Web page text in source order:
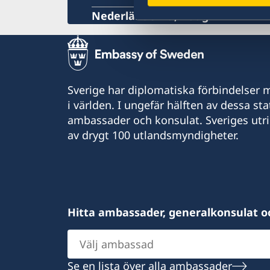
Övriga upplysningar
Nederländerna, Haag
Sverige har diplomatiska förbindelser
i världen. I ungefär hälften av dessa
ambassader och konsulat. Sveriges
av drygt 100 utlandsmyndigheter.
Hitta ambassader, generalkonsulat
Välj
ambassad
Se en lista över alla ambassader